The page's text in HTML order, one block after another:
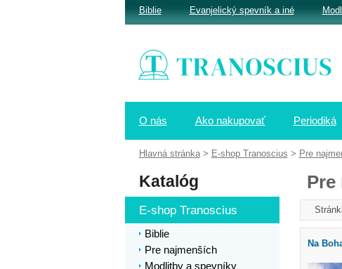
O nás Ako nakupovať Periodiká
Pre
Na
Katalóg
E-shop Tranoscius
Biblie
Pre najmenších
Modlitby a spevníky
Biblie Evanjelický spevník a iné
Hlavná stránka> E-shop Tranoscius > Pre